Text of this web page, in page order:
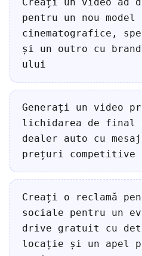
pentru un nou
cinematografice,
și un outro cu
ului
Generați un video
lichidarea de final
dealer auto cu
prețuri competitive
Creați o reclamă
sociale pentru un
drive gratuit cu
locație și un apel